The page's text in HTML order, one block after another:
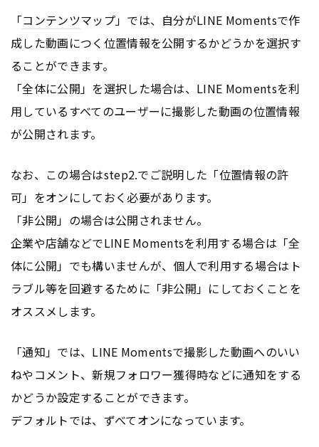
「コンテンツマップ」では、自分がLINE Momentsで作
成した動画につく位置情報を公開するかどうかを選択す
ることができます。
「全体に公開」を選択した場合は、LINE Momentsを利
用しているすべてのユーザーに撮影した動画の位置情報
が公開されます。
なお、この場合はstep2.でご説明した「位置情報の許
可」をオンにしておく必要があります。
「非公開」の場合は公開されません。
企業や店舗などでLINE Momentsを利用する場合は「全
体に公開」でも構いませんが、個人で利用する場合はト
ラブル等を回避するために「非公開」にしておくことを
オススメします。
「通知」では、LINE Momentsで撮影した動画へのいい
ねやコメント、新規フォロワー獲得時などに通知をする
かどうか設定することができます。
デフォルトでは、ずべてオンになっています。